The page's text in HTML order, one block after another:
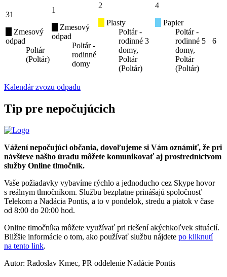
31
Zmesový
odpad
Poltár
(Poltár)
1
Zmesový
odpad
Poltár -
rodinné
domy
2
Plasty
Poltár -
rodinné
domy,
Poltár
(Poltár)
3
4
Papier
Poltár -
rodinné
domy,
Poltár
(Poltár)
5 6
Kalendár zvozu odpadu
Tip pre nepočujúcich
Vážení nepočujúci občania, dovoľujeme si Vám oznámiť, že pri
návšteve nášho úradu môžete komunikovať aj prostredníctvom
služby Online tlmočník.
Vaše požiadavky vybavíme rýchlo a jednoducho cez Skype hovor
s reálnym tlmočníkom. Službu bezplatne prinášajú spoločnosť
Telekom a Nadácia Pontis, a to v pondelok, stredu a piatok v čase
od 8:00 do 20:00 hod.
Online tlmočníka môžete využívať pri riešení akýchkoľvek situácií.
Bližšie informácie o tom, ako používať službu nájdete po kliknutí
na tento link.
Autor: Radoslav Kmec, PR oddelenie Nadácie Pontis